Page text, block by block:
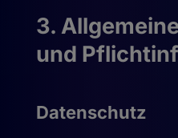
3.
und
Datenschutz